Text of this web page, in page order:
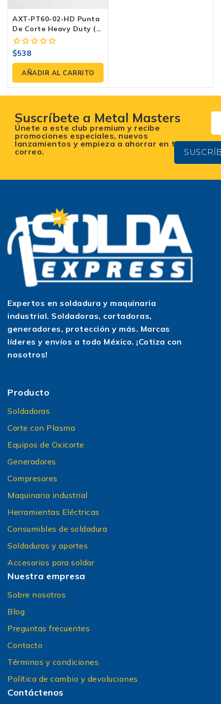
AXT-PT60-02-HD Punta
De Corte Heavy Duty (3
Pzas) | Para Antorcha
PT60-2 – Industrial
0
fuera
5
$538
AÑADIR AL CARRITO
Suscríbete a Metal Masters
Únete a este club premium y recibe
promociones especiales, nuevos
lanzamientos y empieza a ahorrar en tu
correo.
Expertos en soldadura y maquinaria
industrial. Soldadoras, cortadoras,
generadores, protección y más. Marcas
líderes y envíos a todo México. ¡Cotiza con
nosotros!
Producto
Soldadoras
Corte con Plasma
Equipos de Oxicorte
Generadores
Compresores
Maquinaria industrial
Herramientas Eléctricas
Consumibles de soldadura
Soldaduras y aportes
Accesorios para soldar
Nuestra empresa
Sobre nosotros
Blog
Preguntas frecuentes
Contacto
Términos y condiciones
Política de cambio y devoluciones
Contáctenos